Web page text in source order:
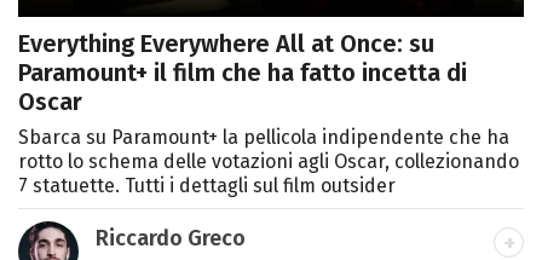
Everything Everywhere All at Once: su
Paramount+ il film che ha fatto incetta di
Oscar
Sbarca su Paramount+ la pellicola indipendente che ha
rotto lo schema delle votazioni agli Oscar, collezionando
7 statuette. Tutti i dettagli sul film outsider
Riccardo Greco